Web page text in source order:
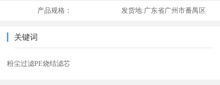
产品规格： 发货地:广东省广州市番禺区
关键词
粉尘过滤PE烧结滤芯